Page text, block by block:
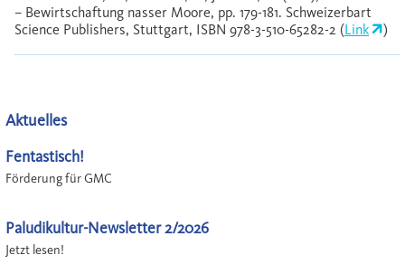
– Bewirtschaftung nasser Moore, pp. 179-181. Schweizerbart
Science Publishers, Stuttgart, ISBN 978-3-510-65282-2 (Link )
Aktuelles
Fentastisch!
Förderung für GMC
Paludikultur-Newsletter 2/2026
Jetzt lesen!